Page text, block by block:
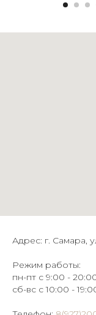
Адрес: г. Самара,
Режим работы:
пн-пт с 9:00 -
сб-вс с 10:00 -